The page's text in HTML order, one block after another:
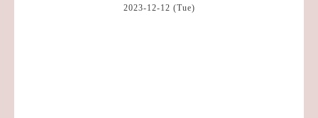
2023-12-12 (Tue)